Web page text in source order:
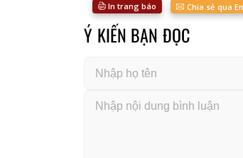
In trang báo Chia sẻ qua
Ý KIẾN BẠN ĐỌC